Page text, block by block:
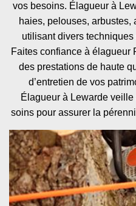
vos besoins. Élagueur à
haies, pelouses, arbustes,
utilisant divers
Faites confiance à élagueur
des prestations de haute
d’entretien de vos
Élagueur à Lewarde
soins pour assurer la